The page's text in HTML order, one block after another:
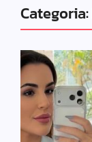
Categoria: